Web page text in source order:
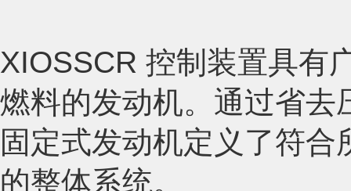
XIOSSCR 控制装置具有
燃料的发动机。通过省去
固定式发动机定义了符
的整体系统。